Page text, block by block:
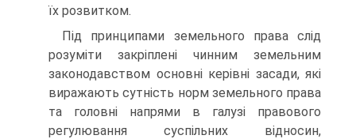
їх розвитком.
Під принципами земельного права слід
розуміти закріплені чин­ним земельним
законодавством основні керівні засади, які
виражають сутність норм земельного права
та головні напрями в галузі правового
регулювання суспільних відносин,